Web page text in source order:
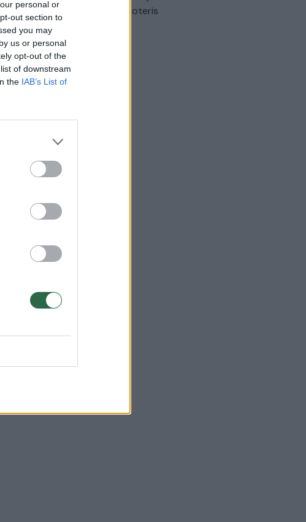
personal or
out section to
you may
us or personal
opt-out of the
of downstream
the IAB’s List of
automobilis sužalojo dvi moteris
Žinios